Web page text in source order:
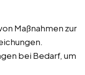
Maßnahmen zur
bei Bedarf, um